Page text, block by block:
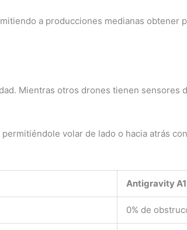
a producciones medianas obtener
Mientras otros drones tienen
volar de lado o hacia atrás
Antigravity A1
0% de